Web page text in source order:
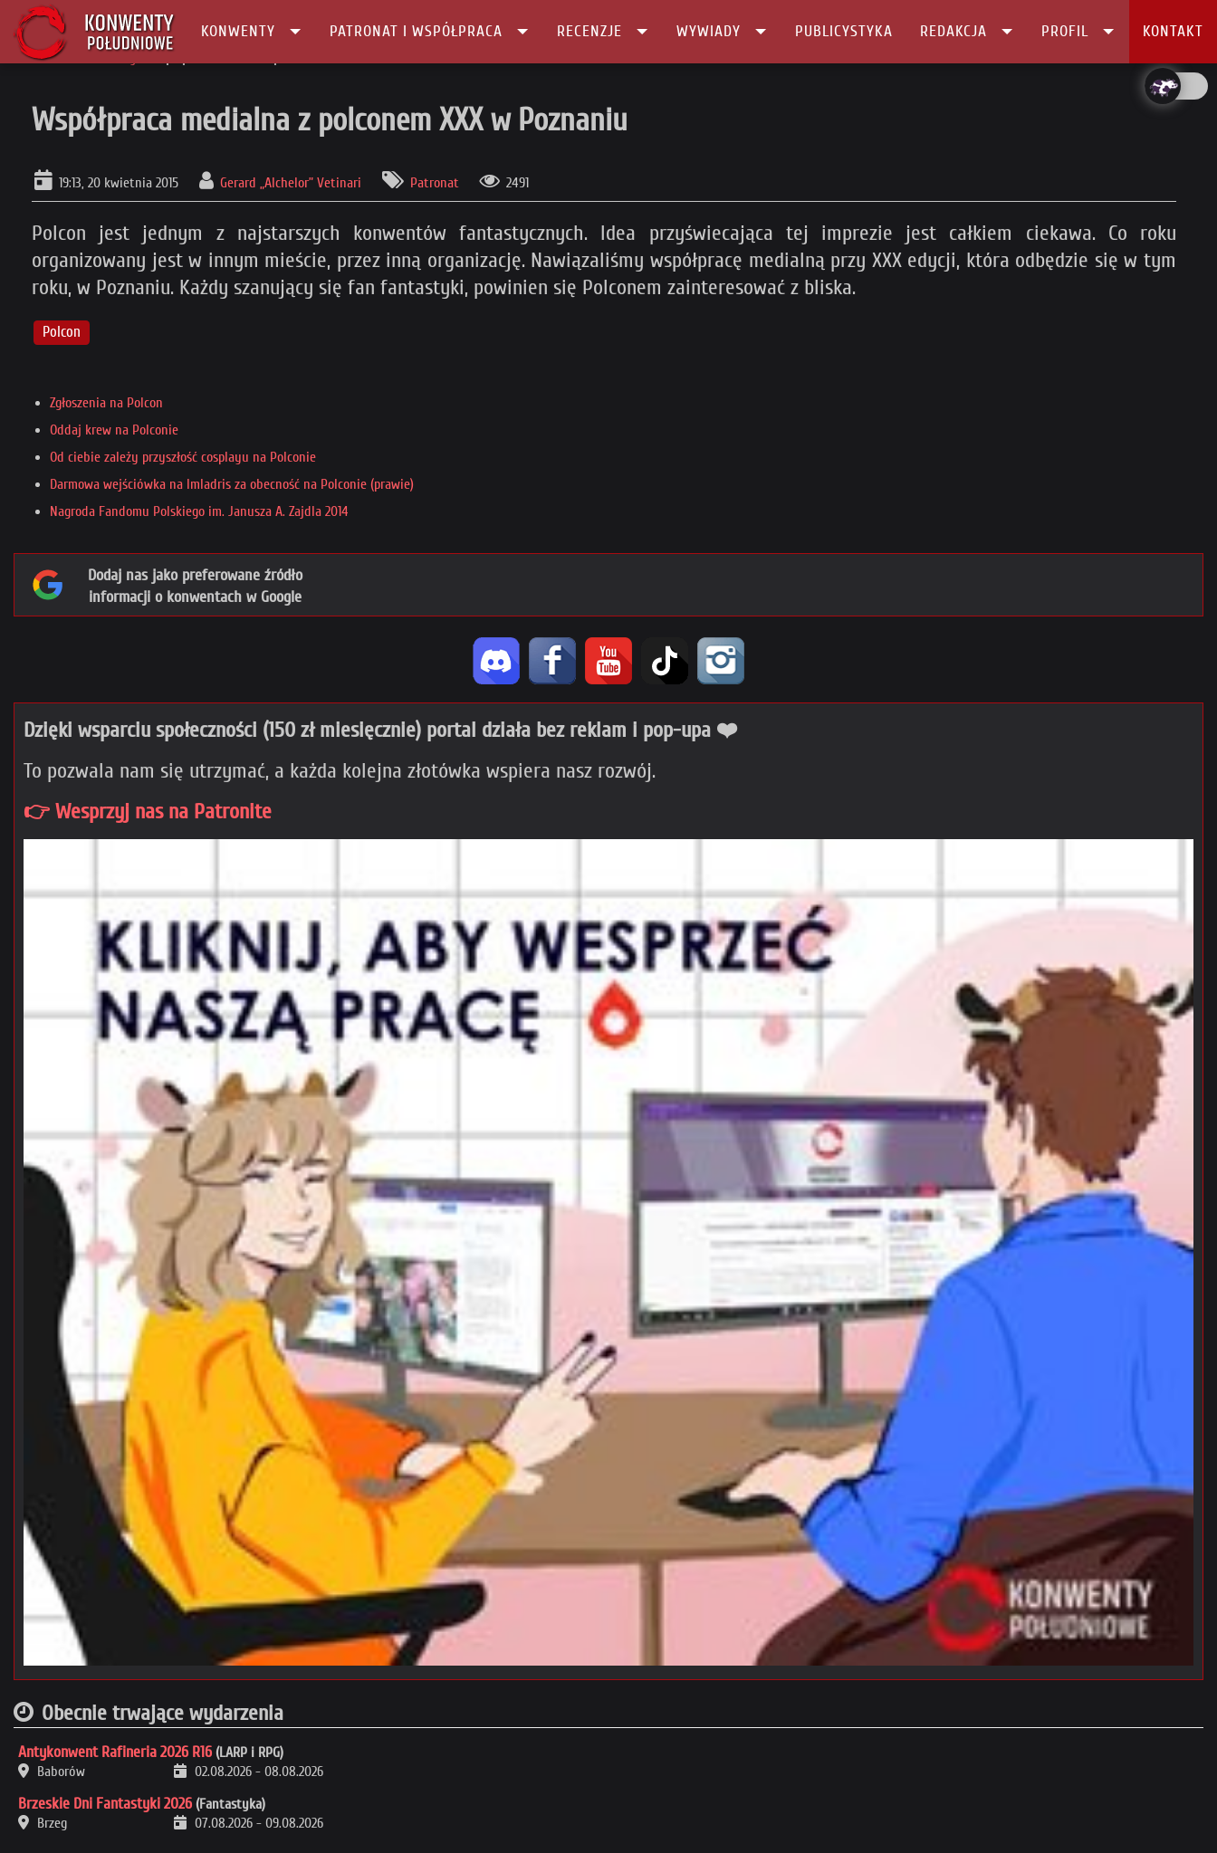
KONWENTY PATRONAT I WSPÓŁPRACA RECENZJE WYWIADY PUBLICYSTYKA REDAKCJA PROFIL KONTAKT
Główna
Współpraca medialna z polconem XXX w Poznaniu
19:13, 20 kwietnia 2015 Gerard „Alchelor” Vetinari Patronat 2491
Polcon jest jednym z najstarszych konwentów fantastycznych. Idea przyświecająca tej imprezie jest całkiem ciekawa. Co roku
organizowany jest w innym mieście, przez inną organizację. Nawiązaliśmy współpracę medialną przy XXX edycji, która odbędzie się w tym
roku, w Poznaniu. Każdy szanujący się fan fantastyki, powinien się Polconem zainteresować z bliska.
Polcon
Zgłoszenia na Polcon
Oddaj krew na Polconie
Od ciebie zależy przyszłość cosplayu na Polconie
Darmowa wejściówka na Imladris za obecność na Polconie (prawie)
Nagroda Fandomu Polskiego im. Janusza A. Zajdla 2014
Dodaj nas jako preferowane źródło
informacji o konwentach w Google
Dzięki wsparciu społeczności (150 zł miesięcznie) portal działa bez reklam i pop-upa ❤️
To pozwala nam się utrzymać, a każda kolejna złotówka wspiera nasz rozwój.
👉 Wesprzyj nas na Patronite
Obecnie trwające wydarzenia
Antykonwent Rafineria 2026 R16 (LARP i RPG)
Baborów
02.08.2026 - 08.08.2026
Brzeskie Dni Fantastyki 2026 (Fantastyka)
Brzeg
07.08.2026 - 09.08.2026